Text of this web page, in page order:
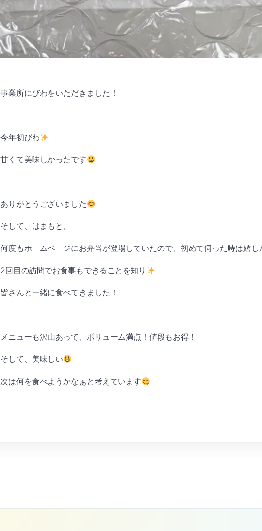
事業所にびわをいただきました！
今年初びわ
甘くて美味しかったです
ありがとうございました
そして、はまもと。
何度もホームページにお弁当が登場していたので、初めて伺った時は嬉し
2回目の訪問でお食事もできることを知り
皆さんと一緒に食べてきました！
メニューも沢山あって、ボリューム満点！値段もお得！
そして、美味しい
次は何を食べようかなぁと考えています